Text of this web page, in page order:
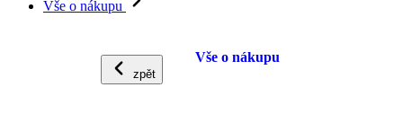
Vše o nákupu
zpět
Vše o nákupu